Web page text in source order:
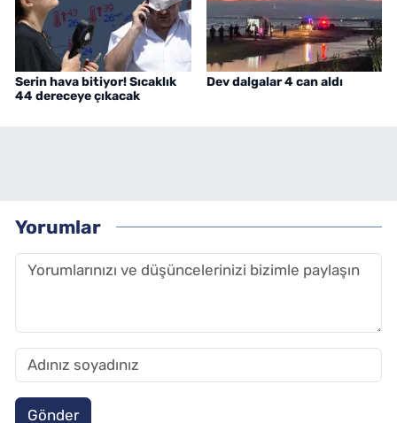
Serin hava bitiyor! Sıcaklık
44 dereceye çıkacak
Dev dalgalar 4 can aldı
Yorumlar
Gönder